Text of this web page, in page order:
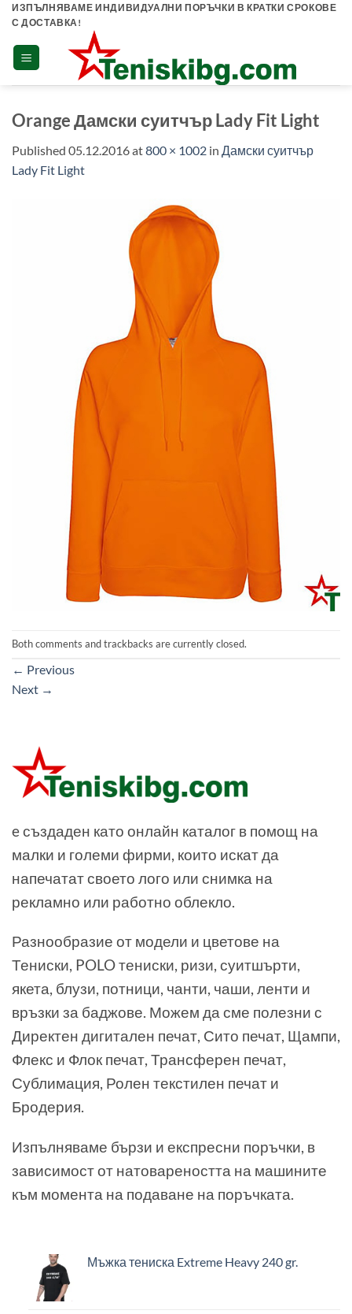
Skip
content
ИЗПЪЛНЯВАМЕ ИНДИВИДУАЛНИ ПОРЪЧКИ В КРАТКИ СРОКОВЕ
С ДОСТАВКА!
Orange Дамски суитчър Lady Fit Light
Published 05.12.2016at800 × 1002 in Дамски суитчър
Lady Fit Light
Both comments and trackbacks are currently closed.
← Previous
Next →
e създаден като онлайн каталог в помощ на
малки и големи фирми, които искат да
напечатат своето лого или снимка на
рекламно или работно облекло.
Разнообразие от модели и цветове на
Тениски, POLO тениски, ризи, суитшърти,
якета, блузи, потници, чанти, чаши, ленти и
връзки за баджове. Можем да сме полезни с
Директен дигитален печат, Сито печат, Щампи,
Флекс и Флок печат, Трансферен печат,
Сублимация, Ролен текстилен печат и
Бродерия.
Изпълняваме бързи и експресни поръчки, в
зависимост от натовареността на машините
към момента на подаване на поръчката.
Мъжка тениска Extreme Heavy 240 gr.